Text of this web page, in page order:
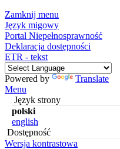
Zamknij menu
Język migowy
Portal Niepełnosprawność
Deklaracja dostępności
ETR - tekst
Powered by
Translate
Menu
Język strony
polski
english
Dostępność
Wersja kontrastowa